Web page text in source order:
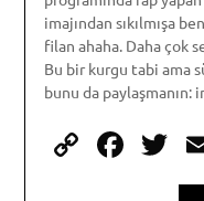
imajından sıkılmışa
filan ahaha. Daha çok
Bu bir kurgu tabi ama
bunu da
Copy